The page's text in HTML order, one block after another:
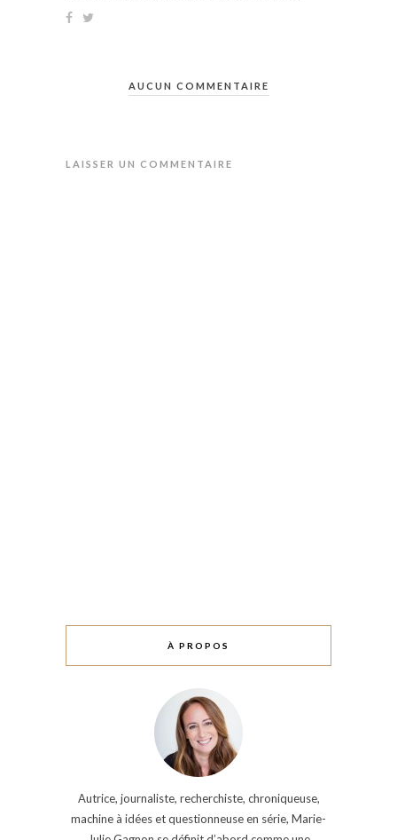
AUCUN COMMENTAIRE
LAISSER UN COMMENTAIRE
À PROPOS
Autrice, journaliste, recherchiste, chroniqueuse,
machine à idées et questionneuse en série, Marie-